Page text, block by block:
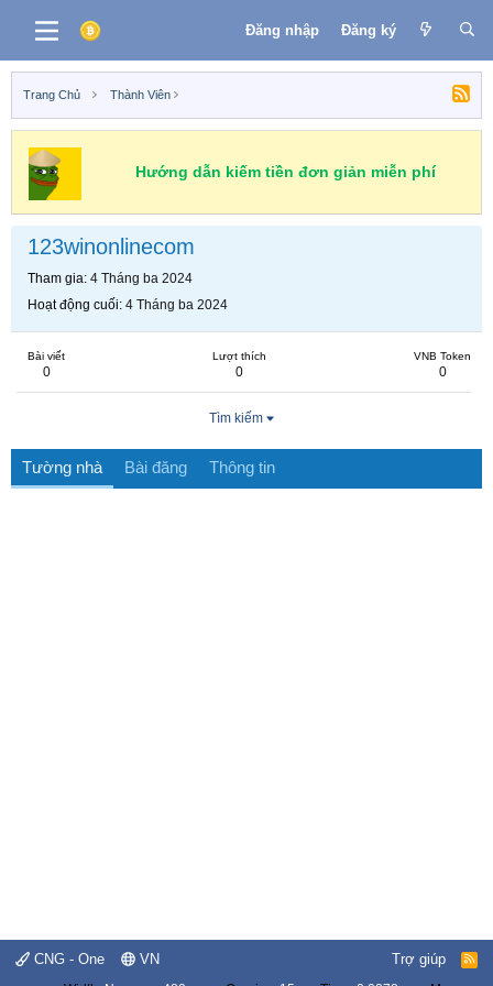
Đăng nhập Đăng ký
Trang Chủ Thành Viên
Hướng dẫn kiếm tiền đơn giản miễn phí
123winonlinecom
Tham gia 4 Tháng ba 2024
Hoạt động cuối 4 Tháng ba 2024
Bài viết
0
Lượt thích
0
VNB Token
0
Tìm kiếm
Tường nhà Bài đăng Thông tin
CNG - One VN Trợ giúp
R